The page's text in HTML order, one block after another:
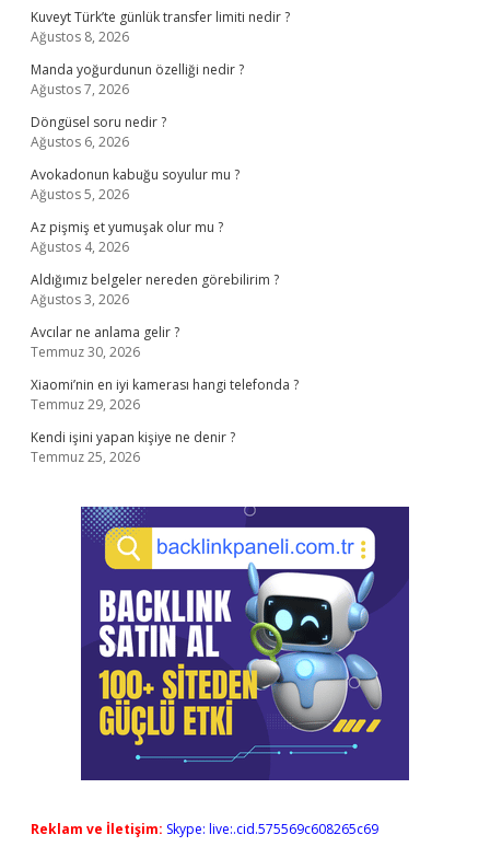
Kuveyt Türk’te günlük transfer limiti nedir ?
Ağustos 8, 2026
Manda yoğurdunun özelliği nedir ?
Ağustos 7, 2026
Döngüsel soru nedir ?
Ağustos 6, 2026
Avokadonun kabuğu soyulur mu ?
Ağustos 5, 2026
Az pişmiş et yumuşak olur mu ?
Ağustos 4, 2026
Aldığımız belgeler nereden görebilirim ?
Ağustos 3, 2026
Avcılar ne anlama gelir ?
Temmuz 30, 2026
Xiaomi’nin en iyi kamerası hangi telefonda ?
Temmuz 29, 2026
Kendi işini yapan kişiye ne denir ?
Temmuz 25, 2026
Reklam ve İletişim: Skype: live:.cid.575569c608265c69